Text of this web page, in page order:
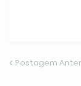
Postagem